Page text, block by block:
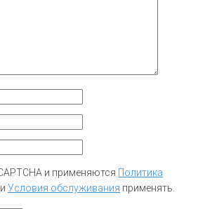
и применяются Политика
и Условия обслуживания применять.